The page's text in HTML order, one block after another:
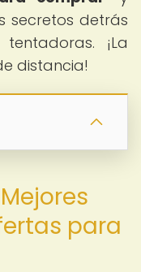
secretos detrás
¡La
distancia!
para